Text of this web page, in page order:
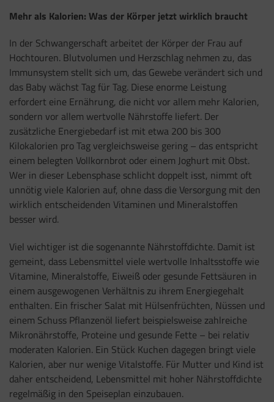
Mehr als Kalorien: Was der Körper jetzt wirklich braucht
In der Schwangerschaft arbeitet der Körper der Frau auf
Hochtouren. Blutvolumen und Herzschlag nehmen zu, das
Immunsystem stellt sich um, das Gewebe verändert sich und
das Baby wächst Tag für Tag. Diese enorme Leistung
erfordert eine Ernährung, die nicht vor allem mehr Kalorien,
sondern vor allem wertvolle Nährstoffe liefert. Der
zusätzliche Energiebedarf ist mit etwa 200 bis 300
Kilokalorien pro Tag vergleichsweise gering – das entspricht
einem belegten Vollkornbrot oder einem Joghurt mit Obst.
Wer in dieser Lebensphase schlicht doppelt isst, nimmt oft
unnötig viele Kalorien auf, ohne dass die Versorgung mit den
wirklich entscheidenden Vitaminen und Mineralstoffen
besser wird.
Viel wichtiger ist die sogenannte Nährstoffdichte. Damit ist
gemeint, dass Lebensmittel viele wertvolle Inhaltsstoffe wie
Vitamine, Mineralstoffe, Eiweiß oder gesunde Fettsäuren in
einem ausgewogenen Verhältnis zu ihrem Energiegehalt
enthalten. Ein frischer Salat mit Hülsenfrüchten, Nüssen und
einem Schuss Pflanzenöl liefert beispielsweise zahlreiche
Mikronährstoffe, Proteine und gesunde Fette – bei relativ
moderaten Kalorien. Ein Stück Kuchen dagegen bringt viele
Kalorien, aber nur wenige Vitalstoffe. Für Mutter und Kind ist
daher entscheidend, Lebensmittel mit hoher Nährstoffdichte
regelmäßig in den Speiseplan einzubauen.